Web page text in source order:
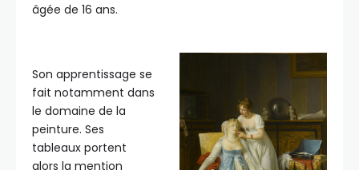
âgée de 16 ans.
Son apprentissage se
fait notamment dans
le domaine de la
peinture. Ses
tableaux portent
alors la mention